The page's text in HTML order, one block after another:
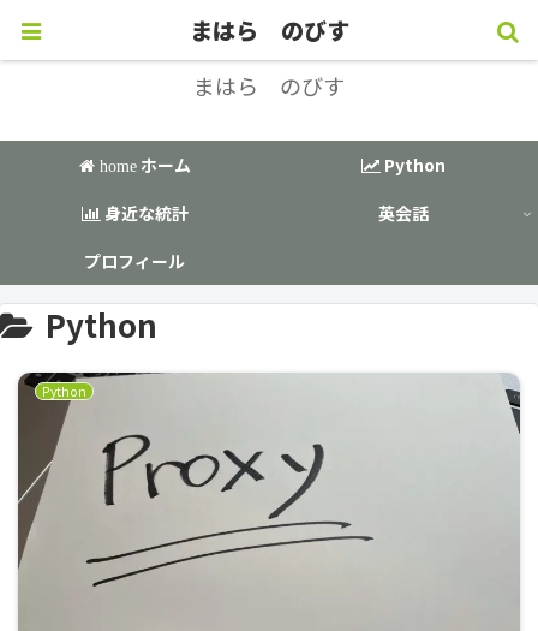
データサイエンス × 英語 で楽しもう！
まはら のびす
homeホーム
Python
身近な統計
英会話
プロフィール
Python
Python
まはら のびす